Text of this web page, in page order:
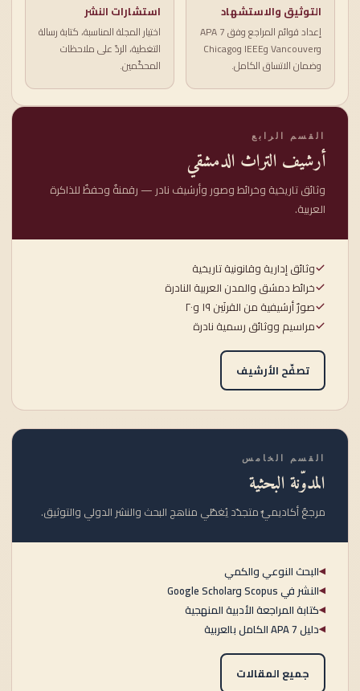
التوثيق والاستشهاد
إعداد قوائم المراجع وفق APA 7
وVancouver وIEEE وChicago
وضمان الاتساق الكامل.
استشارات النشر
اختيار المجلة المناسبة، كتابة رسالة
التغطية، الردّ على ملاحظات
المحكّمين.
القسم الرابع
أرشيف التراث الدمشقي
وثائق تاريخية وخرائط وصور وأرشيف نادر — رقمنةٌ وحفظٌ للذاكرة
العربية.
وثائق إدارية وقانونية تاريخية
خرائط دمشق والمدن العربية النادرة
صورٌ أرشيفية من القرنَين ١٩ و٢٠
مراسيم ووثائق رسمية نادرة
تصفّح الأرشيف
القسم الخامس
المدوّنة البحثية
مرجعٌ أكاديميٌّ متجدّد يُغطّي مناهج البحث والنشر الدولي والتوثيق.
◀البحث النوعي والكمي
◀النشر في Scopus وGoogle Scholar
◀كتابة المراجعة الأدبية المنهجية
◀دليل APA 7 الكامل بالعربية
جميع المقالات